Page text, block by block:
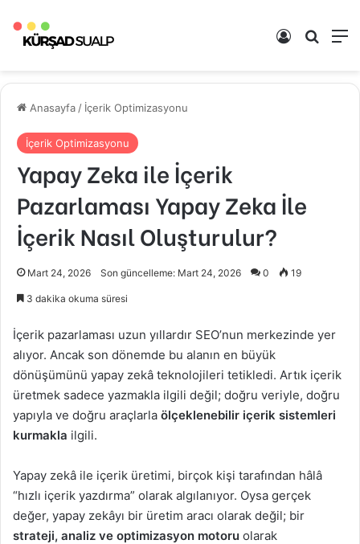
Kayıt Ol
Anasayfa / İçerik Optimizasyonu
İçerik Optimizasyonu
Yapay Zeka ile İçerik
Pazarlaması Yapay Zeka İle
İçerik Nasıl Oluşturulur?
Mart 24, 2026 Son güncelleme: Mart 24, 2026 0 19
3 dakika okuma süresi
İçerik pazarlaması uzun yıllardır SEO’nun merkezinde yer
alıyor. Ancak son dönemde bu alanın en büyük
dönüşümünü yapay zekâ teknolojileri tetikledi. Artık içerik
üretmek sadece yazmakla ilgili değil; doğru veriyle, doğru
yapıyla ve doğru araçlarla ölçeklenebilir içerik sistemleri
kurmakla ilgili.
Yapay zekâ ile içerik üretimi, birçok kişi tarafından hâlâ
“hızlı içerik yazdırma” olarak algılanıyor. Oysa gerçek
değer, yapay zekâyı bir üretim aracı olarak değil; bir
strateji, analiz ve optimizasyon motoru olarak